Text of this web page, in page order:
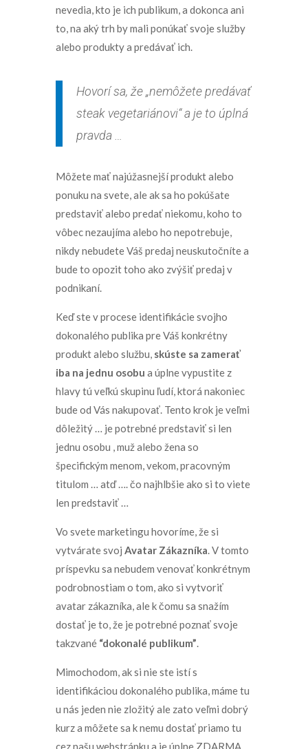
nevedia, kto je ich publikum, a dokonca ani
to, na aký trh by mali ponúkať svoje služby
alebo produkty a predávať ich.
Hovorí sa, že „nemôžete predávať
steak vegetariánovi“ a je to úplná
pravda …
Môžete mať najúžasnejší produkt alebo
ponuku na svete, ale ak sa ho pokúšate
predstaviť alebo predať niekomu, koho to
vôbec nezaujíma alebo ho nepotrebuje,
nikdy nebudete Váš predaj neuskutočníte a
bude to opozit toho ako zvýšiť predaj v
podnikaní.
Keď ste v procese identifikácie svojho
dokonalého publika pre Váš konkrétny
produkt alebo službu, skúste sa zamerať
iba na jednu osobu a úplne vypustite z
hlavy tú veľkú skupinu ľudí, ktorá nakoniec
bude od Vás nakupovať. Tento krok je veľmi
dôležitý … je potrebné predstaviť si len
jednu osobu , muž alebo žena so
špecifickým menom, vekom, pracovným
titulom … atď …. čo najhlbšie ako si to viete
len predstaviť …
Vo svete marketingu hovoríme, že si
vytvárate svoj Avatar Zákazníka. V tomto
príspevku sa nebudem venovať konkrétnym
podrobnostiam o tom, ako si vytvoriť
avatar zákazníka, ale k čomu sa snažím
dostať je to, že je potrebné poznať svoje
takzvané “dokonalé publikum”.
Mimochodom, ak si nie ste istí s
identifikáciou dokonalého publika, máme tu
u nás jeden nie zložitý ale zato veľmi dobrý
kurz a môžete sa k nemu dostať priamo tu